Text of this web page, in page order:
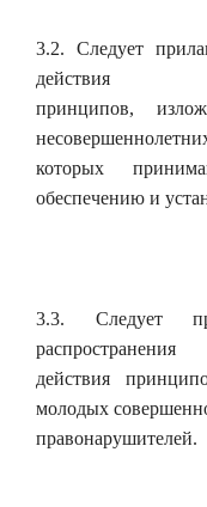
3.2. Следует
действия
принципов,
которых
обеспечению и
3.3. Следует
распространения
действия
молодых
правонарушителей.